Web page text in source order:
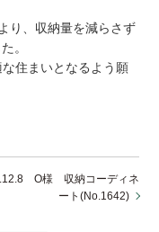
り、収納量を減らさず
。
住まいとなるよう願
O様 収納コーディネ
ート(No.1642)